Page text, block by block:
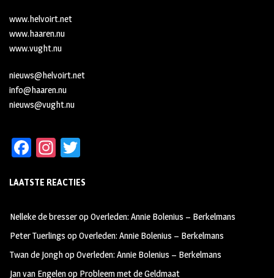
www.helvoirt.net
www.haaren.nu
www.vught.nu
nieuws@helvoirt.net
info@haaren.nu
nieuws@vught.nu
Fa
b
oo
k
In
ag
m
tt
LAATSTE REACTIES
Nelleke de bresseropOverleden: Annie Bolenius – Berkelmans
Peter Tuerlings opOverleden: Annie Bolenius – Berkelmans
Twan de JonghopOverleden: Annie Bolenius – Berkelmans
Jan van Engelenop Probleem met de Geldmaat